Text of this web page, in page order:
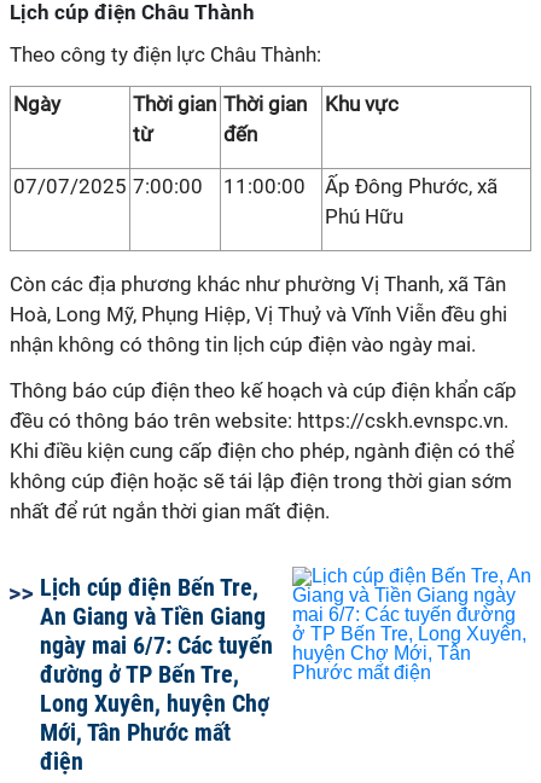
Lịch cúp điện Châu Thành
Theo công ty điện lực Châu Thành:
Ngày
Thời gian
từ
Thời gian
đến
Khu vực
07/07/2025 7:00:00 11:00:00
Ấp Đông Phước, xã
Phú Hữu
Còn các địa phương khác như phường Vị Thanh, xã Tân
Hoà, Long Mỹ, Phụng Hiệp, Vị Thuỷ và Vĩnh Viễn đều ghi
nhận không có thông tin lịch cúp điện vào ngày mai.
Thông báo cúp điện theo kế hoạch và cúp điện khẩn cấp
đều có thông báo trên website: https://cskh.evnspc.vn.
Khi điều kiện cung cấp điện cho phép, ngành điện có thể
không cúp điện hoặc sẽ tái lập điện trong thời gian sớm
nhất để rút ngắn thời gian mất điện.
Lịch cúp điện Bến Tre,
An Giang và Tiền Giang
ngày mai 6/7: Các tuyến
đường ở TP Bến Tre,
Long Xuyên, huyện Chợ
Mới, Tân Phước mất
điện